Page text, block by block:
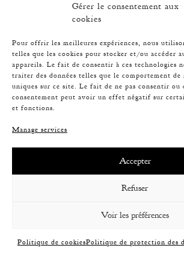
Gérer le consentement aux
cookies
Pour offrir les meilleures expériences, nous
telles que les cookies pour stocker et/ou accéder
appareils. Le fait de consentir à ces technologies
traiter des données telles que le comportement
uniques sur ce site. Le fait de ne pas consentir ou
consentement peut avoir un effet négatif sur
et fonctions.
Manage services
Accepter
Refuser
Voir les préférences
Politique de cookiesPolitique de protection des
ROPE SUSPENSION, AUDOUX-